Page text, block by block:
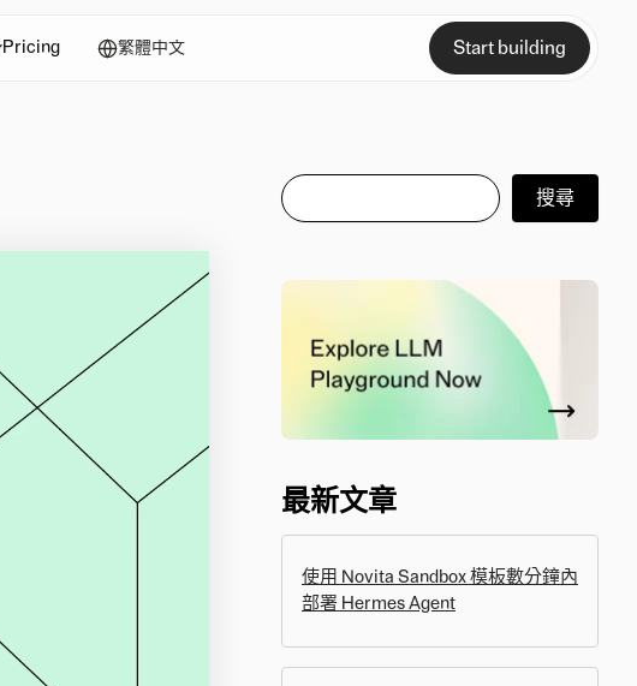
Pricing 繁體中文 Start building
搜尋
搜尋
最新文章
使用 Novita Sandbox 模板數分鐘內
部署 Hermes Agent